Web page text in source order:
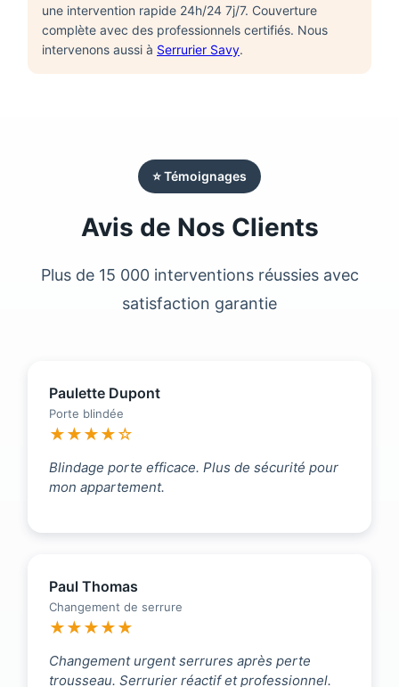
une intervention rapide 24h/24 7j/7. Couverture
complète avec des professionnels certifiés. Nous
intervenons aussi à Serrurier Savy.
⭐ Témoignages
Avis de Nos Clients
Plus de 15 000 interventions réussies avec
satisfaction garantie
Paulette Dupont
Porte blindée
★★★★☆
Blindage porte efficace. Plus de sécurité pour
mon appartement.
Paul Thomas
Changement de serrure
★★★★★
Changement urgent serrures après perte
trousseau. Serrurier réactif et professionnel.